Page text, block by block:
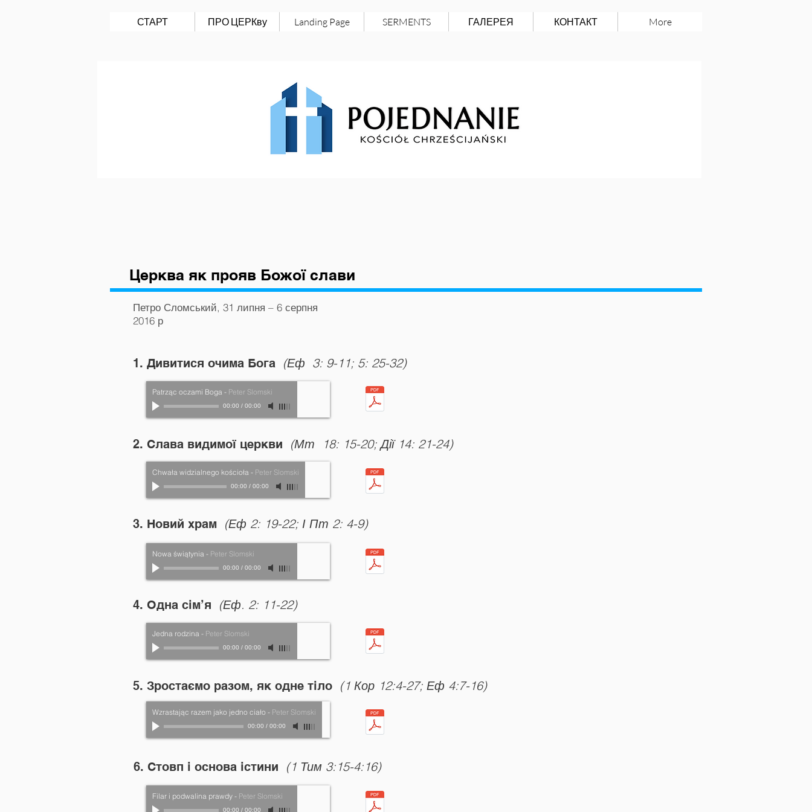
СТАРТ ПРО ЦЕРКву Landing Page SERMENTS ГАЛЕРЕЯ КОНТАКТ More
Церква як прояв Божої слави
Петро Сломський, 31 липня – 6 серпня
2016 р
1. Дивитися очима Бога (Еф 3: 9-11; 5: 25-32)
Patrząc oczami Boga - Peter Slomski
00:00 / 00:00
2. Слава видимої церкви (Мт 18: 15-20; Дії 14: 21-24)
Chwała widzialnego kościoła - Peter Slomski
00:00 / 00:00
3. Новий храм (Еф 2: 19-22; І Пт 2: 4-9)
Nowa świątynia - Peter Slomski
00:00 / 00:00
4. Одна сім’я (Еф. 2: 11-22)
Jedna rodzina - Peter Slomski
00:00 / 00:00
5. Зростаємо разом, як одне тіло (1 Кор 12:4-27; Еф 4:7-16)
Wzrastając razem jako jedno ciało - Peter Slomski
00:00 / 00:00
6. Стовп і основа істини (1 Тим 3:15-4:16)
Filar i podwalina prawdy - Peter Slomski
00:00 / 00:00